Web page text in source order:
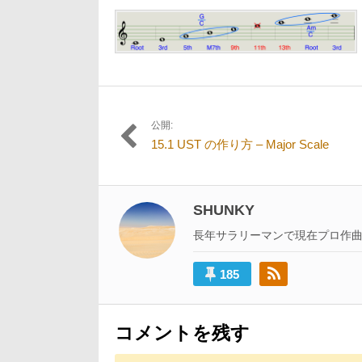
月
20
日
イ
ズ
の
投
ナ
ビ
ゲ
ー
ョ
ン
公開:
15.1 UST の作り方 – Major Scale
SHUNKY
長年サラリーマンで現在プロ作曲
185
コメントを残す